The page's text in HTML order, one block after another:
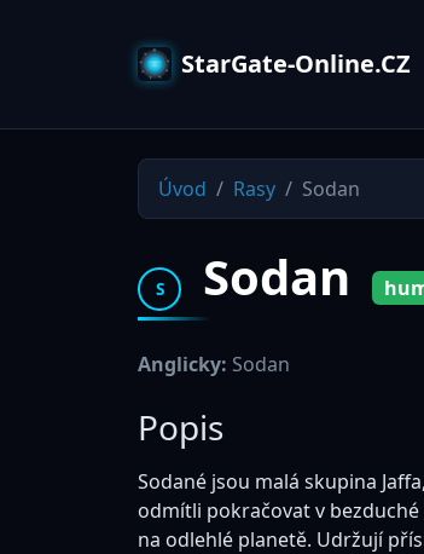
StarGate-Online.CZ
Úvod Rasy Sodan
S Sodan
Anglicky: Sodan
Popis
Sodané jsou malá skupina
odmítli pokračovat v
na odlehlé planetě. Udržují